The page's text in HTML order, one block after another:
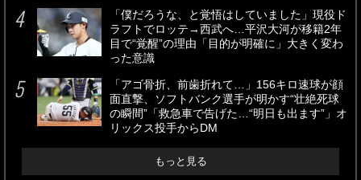
「僕だろうな、と覚悟はしていました」現役ド
ラフトでロッテ→西武へ…平沢大河が移籍2年
目で“覚醒”の理由「目的が明確に」大きく変わ
った意識
「アゴ骨折、前歯折れて…」156キロ速球が顔
面直撃、ソフトバンク選手が明かす“壮絶死球
の瞬間”「救急車で告げた…“明日も出ます”」オ
リックス投手からDM
もっと見る